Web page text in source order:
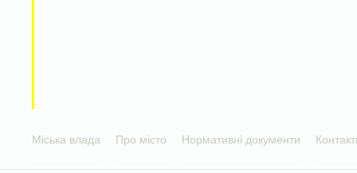
Міська влада Про місто Нормативні документи